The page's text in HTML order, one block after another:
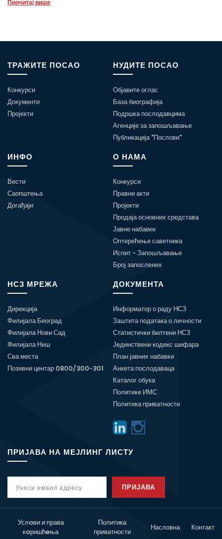
Прочитај више
ТРАЖИТЕ ПОСАО
Конкурси
Документи
Пројекти
НУДИТЕ ПОСАО
Објавите оглас
База биографија
Подршка послодавцима
Агенције за запошљавање
Публикација "Послови"
ИНФО
Вести
Саопштења
Догађаји
О НАМА
Конкурси
Правни акти
Пројекти
Продаја основних средстава
Јавне набавке
Оптерећење саветника
Испит - Запошљавање
Број запослених
НСЗ МРЕЖА
Дирекција
Филијала Београд
Филијала Нови Сад
Филијала Ниш
Сва места
Позивни центар 0800/300-301
ДОКУМЕНТА
Информатор о раду НСЗ
Заштита података о личности
Статистички билтени НСЗ
Јединствени кодекс шифара
План јавних набавки
Анкета послодаваца
Каталог обука
Политике ИМС
Политика приватности
ПРИЈАВА НА МЕЈЛИНГ ЛИСТУ
ПРИЈАВА
Услoви и права
кoришћeња
Политика
приватности
Насловна Контакт